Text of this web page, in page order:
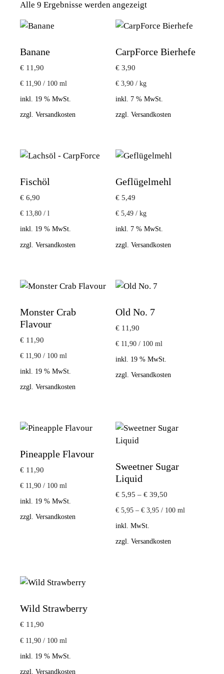
Alle 9 Ergebnisse werden angezeigt
Banane
€ 11,90
€ 11,90 / 100 ml
inkl. 19 % MwSt.
zzgl. Versandkosten
CarpForce Bierhefe
€ 3,90
€ 3,90 /kg
inkl. 7 % MwSt.
zzgl.Versandkosten
Fischöl
€ 6,90
€ 13,80 / l
inkl. 19 % MwSt.
zzgl. Versandkosten
Geflügelmehl
€ 5,49
€ 5,49 /kg
inkl. 7 % MwSt.
zzgl.Versandkosten
Monster Crab
Flavour
€ 11,90
€ 11,90 / 100 ml
inkl. 19 % MwSt.
zzgl. Versandkosten
Old No. 7
€ 11,90
€ 11,90 / 100 ml
inkl. 19 % MwSt.
zzgl.Versandkosten
Pineapple Flavour
€ 11,90
€ 11,90 / 100 ml
inkl. 19 % MwSt.
zzgl. Versandkosten
Sweetner Sugar
Liquid
€ 5,95 –€ 39,50
€ 5,95 –€ 3,95 / 100 ml
inkl. MwSt.
zzgl.Versandkosten
Wild Strawberry
€ 11,90
€ 11,90 / 100 ml
inkl. 19 % MwSt.
zzgl. Versandkosten